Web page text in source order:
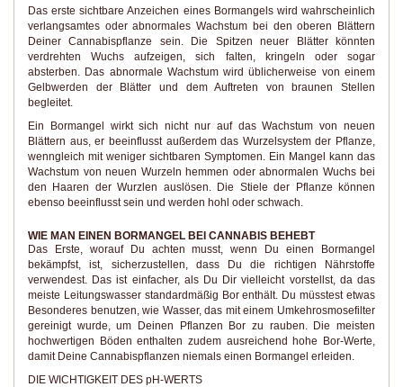
Das erste sichtbare Anzeichen eines Bormangels wird wahrscheinlich
verlangsamtes oder abnormales Wachstum bei den oberen Blättern
Deiner Cannabispflanze sein. Die Spitzen neuer Blätter könnten
verdrehten Wuchs aufzeigen, sich falten, kringeln oder sogar
absterben. Das abnormale Wachstum wird üblicherweise von einem
Gelbwerden der Blätter und dem Auftreten von braunen Stellen
begleitet.
Ein Bormangel wirkt sich nicht nur auf das Wachstum von neuen
Blättern aus, er beeinflusst außerdem das Wurzelsystem der Pflanze,
wenngleich mit weniger sichtbaren Symptomen. Ein Mangel kann das
Wachstum von neuen Wurzeln hemmen oder abnormalen Wuchs bei
den Haaren der Wurzlen auslösen. Die Stiele der Pflanze können
ebenso beeinflusst sein und werden hohl oder schwach.
WIE MAN EINEN BORMANGEL BEI CANNABIS BEHEBT
Das Erste, worauf Du achten musst, wenn Du einen Bormangel
bekämpfst, ist, sicherzustellen, dass Du die richtigen Nährstoffe
verwendest. Das ist einfacher, als Du Dir vielleicht vorstellst, da das
meiste Leitungswasser standardmäßig Bor enthält. Du müsstest etwas
Besonderes benutzen, wie Wasser, das mit einem Umkehrosmosefilter
gereinigt wurde, um Deinen Pflanzen Bor zu rauben. Die meisten
hochwertigen Böden enthalten zudem ausreichend hohe Bor-Werte,
damit Deine Cannabispflanzen niemals einen Bormangel erleiden.
DIE WICHTIGKEIT DES pH-WERTS